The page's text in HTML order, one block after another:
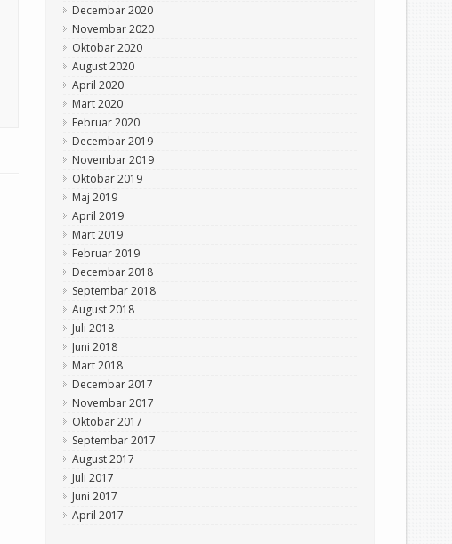
Decembar 2020
Novembar 2020
Oktobar 2020
August 2020
April 2020
Mart 2020
Februar 2020
Decembar 2019
Novembar 2019
Oktobar 2019
Maj 2019
April 2019
Mart 2019
Februar 2019
Decembar 2018
Septembar 2018
August 2018
Juli 2018
Juni 2018
Mart 2018
Decembar 2017
Novembar 2017
Oktobar 2017
Septembar 2017
August 2017
Juli 2017
Juni 2017
April 2017